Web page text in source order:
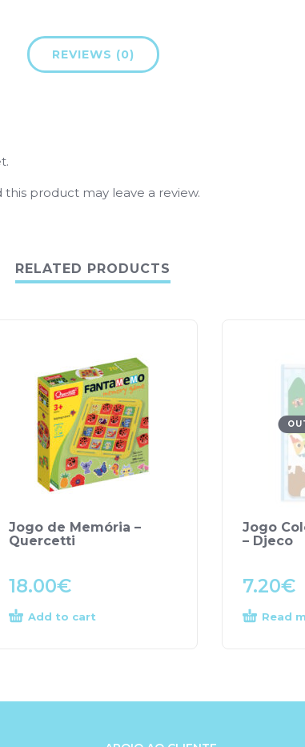
REVIEWS (0)
product may leave a review.
RELATED PRODUCTS
Jogo de Memória –
Quercetti
18.00€
Add to cart
Jogo
– Djeco
7.20€
Read